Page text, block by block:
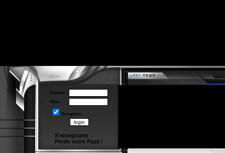
Pseudo :
Pass :
Enregistré
S'enregistrer
Perdu votre Pass ?